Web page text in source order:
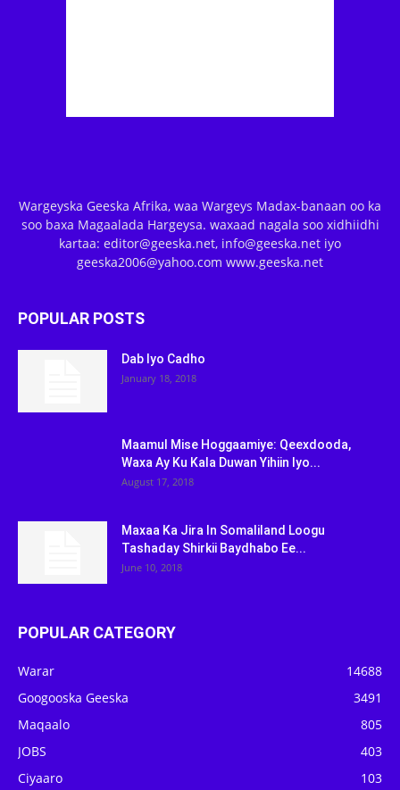
Wargeyska Geeska Afrika, waa Wargeys Madax-banaan oo ka
soo baxa Magaalada Hargeysa. waxaad nagala soo xidhiidhi
kartaa: editor@geeska.net, info@geeska.net iyo
geeska2006@yahoo.com www.geeska.net
POPULAR POSTS
Dab Iyo Cadho
January 18, 2018
Maamul Mise Hoggaamiye: Qeexdooda,
Waxa Ay Ku Kala Duwan Yihiin Iyo...
August 17, 2018
Maxaa Ka Jira In Somaliland Loogu
Tashaday Shirkii Baydhabo Ee...
June 10, 2018
POPULAR CATEGORY
Warar
14688
Googooska Geeska
3491
Maqaalo
805
JOBS
403
Ciyaaro
103